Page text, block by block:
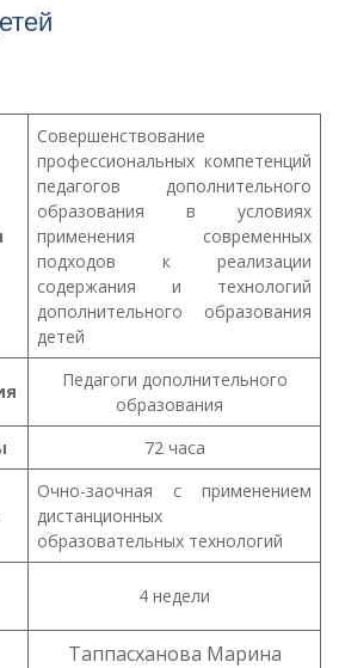
Совершенствование
профессиональных компетенций
педагогов дополнительного
образования в условиях
применения современных
подходов к реализации
содержания и технологий
дополнительного образования
детей
Педагоги дополнительного
образования
72 часа
Очно-заочная с применением
дистанционных
образовательных технологий
4 недели
Таппасханова Марина